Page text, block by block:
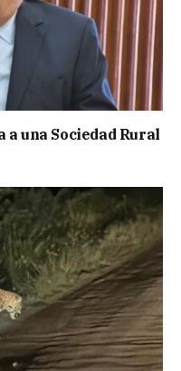
una Sociedad Rural